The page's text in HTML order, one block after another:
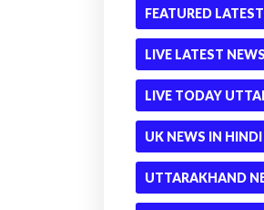
FEATURED
LIVE LATEST
LIVE TODAY
UK NEWS IN HINDI
UTTARAKHAND